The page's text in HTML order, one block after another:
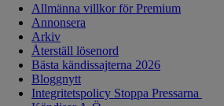
Allmänna villkor för Premium
Annonsera
Arkiv
Återställ lösenord
Bästa kändissajterna 2026
Bloggnytt
Integritetspolicy Stoppa Pressarna